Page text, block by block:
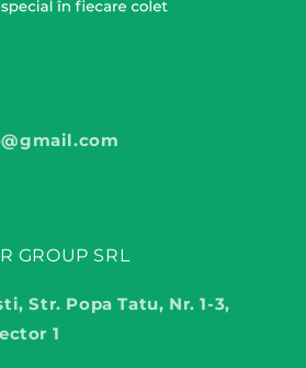
GROUP SRL
Str. Popa Tatu, Nr. 1-3,
1